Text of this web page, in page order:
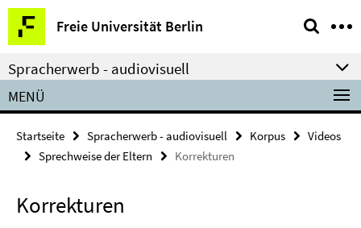
Springe
direkt
zu
Inhalt
Freie Universität Berlin
Service-
Navigation
Spracherwerb - audiovisuell
MENÜ
Startseite Spracherwerb - audiovisuell Korpus
Videos
Sprechweise der Eltern
Korrekturen
Korrekturen